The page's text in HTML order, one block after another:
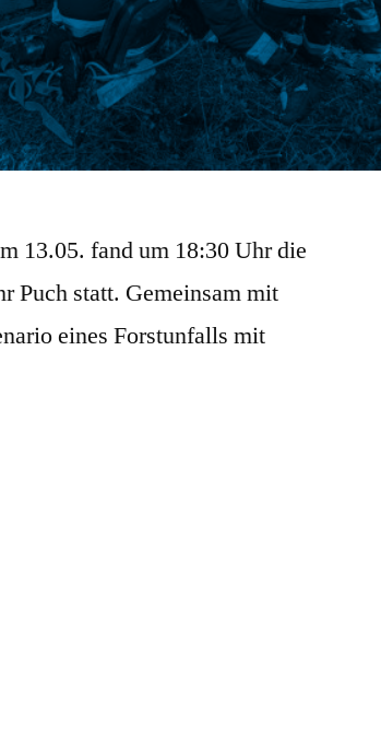
13.05. fand um 18:30 Uhr die
Puch statt. Gemeinsam mit
eines Forstunfalls mit